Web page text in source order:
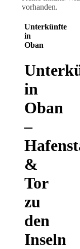
vorhanden.
Unterkünfte
in
Oban
in
Oban
–
&
Tor
zu
den
Inseln